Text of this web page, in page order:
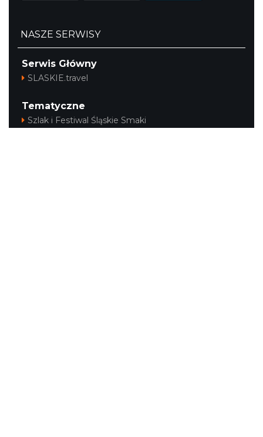
NASZE SERWISY
Serwis Główny
SLASKIE.travel
Tematyczne
Szlak i Festiwal Śląskie Smaki